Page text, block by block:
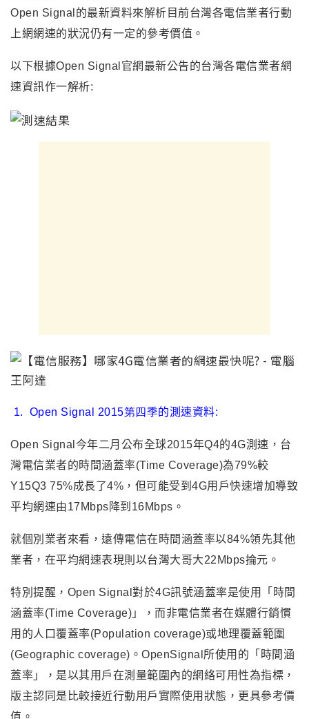
Open Signal的最新資料來解析目前台灣各電信業者行動
上網網速的狀況仍有一定的參考價值。
以下根據Open Signal官網最新公告的台灣各電信業者網
速資訊作一解析:
1. Open Signal 2015第四季的測速資料:
Open Signal 今年二月公布全球2015年Q4的4G測速，台
灣電信業者的時間涵蓋率(Time Coverage)為79%較
Y15Q3 75%成長了4%，但可能受到4G用戶快速增加導致
平均網速由17Mbps降到16Mbps。
就個別業者來看 ， 遠傳電信在時間涵蓋率以84%領先其他
業者 ， 在平均網速表現則以台灣大哥大22Mbps掄元。
特別提醒 ， Open Signal 對於4G訊號涵蓋率是使用 「 時間
涵蓋率(Time Coverage) 」， 而非電信業者在媒體行銷慣
用的人口覆蓋率(Population coverage)或地理覆蓋範圍
(Geographic coverage)。OpenSignal所使用的 「 時間涵
蓋率 」，是以其用戶在測量範圍內的網絡可用性為指標，
版主認同是比較接近行動用戶實際使用狀態，更具參考價
值。